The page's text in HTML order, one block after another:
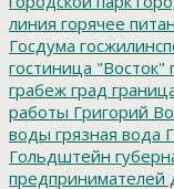
линия горячее
Госдума
гостиница "Восток"
грабеж град
работы Григорий
воды грязная вода
Гольдштейн
предпринимателей